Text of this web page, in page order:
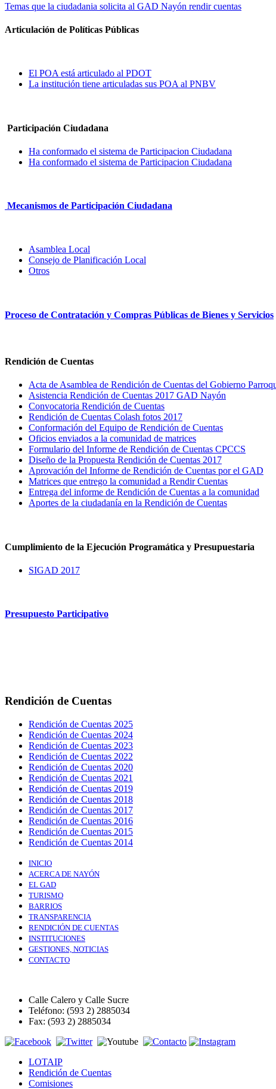
Temas que la ciudadania solicita al GAD Nayón rendir cuentas
Articulación de Políticas Públicas
El POA está articulado al PDOT
La institución tiene articuladas sus POA al PNBV
Participación Ciudadana
Ha conformado el sistema de Participacion Ciudadana
Ha conformado el sistema de Participacion Ciudadana
Mecanismos de Participación Ciudadana
Asamblea Local
Consejo de Planificación Local
Otros
Proceso de Contratación y Compras Públicas de Bienes y Servicios
Rendición de Cuentas
Acta de Asamblea de Rendición de Cuentas del Gobierno
Asistencia Rendición de Cuentas 2017 GAD Nayón
Convocatoria Rendición de Cuentas
Rendición de Cuentas Colash fotos 2017
Conformación del Equipo de Rendición de Cuentas
Oficios enviados a la comunidad de matrices
Formulario del Informe de Rendición de Cuentas CPCCS
Diseño de la Propuesta Rendición de Cuentas 2017
Aprovación del Informe de Rendición de Cuentas por el GAD
Matrices que entrego la comunidad a Rendir Cuentas
Entrega del informe de Rendición de Cuentas a la comunidad
Aportes de la ciudadanía en la Rendición de Cuentas
Cumplimiento de la Ejecución Programática y Presupuestaria
SIGAD 2017
Presupuesto Participativo
Rendición de Cuentas
Rendición de Cuentas 2025
Rendición de Cuentas 2024
Rendición de Cuentas 2023
Rendición de Cuentas 2022
Rendición de Cuentas 2020
Rendición de Cuentas 2021
Rendición de Cuentas 2019
Rendición de Cuentas 2018
Rendición de Cuentas 2017
Rendición de Cuentas 2016
Rendición de Cuentas 2015
Rendición de Cuentas 2014
INICIO
ACERCA DE NAYÓN
EL GAD
TURISMO
BARRIOS
TRANSPARENCIA
RENDICIÓN DE CUENTAS
INSTITUCIONES
GESTIONES, NOTICIAS
CONTACTO
Calle Calero y Calle Sucre
Teléfono: (593 2) 2885034
Fax: (593 2) 2885034
LOTAIP
Rendición de Cuentas
Comisiones